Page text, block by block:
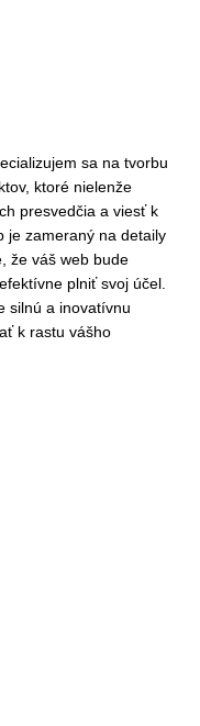
sa na tvorbu
ktoré nielenže
presvedčia a viesť k
je zameraný na detaily
že váš web bude
plniť svoj účel.
silnú a inovatívnu
k rastu vášho